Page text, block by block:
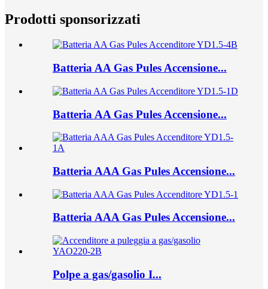
Prodotti sponsorizzati
Batteria AA Gas Pules Accensione...
Batteria AA Gas Pules Accensione...
Batteria AAA Gas Pules Accensione...
Batteria AAA Gas Pules Accensione...
Polpe a gas/gasolio I...